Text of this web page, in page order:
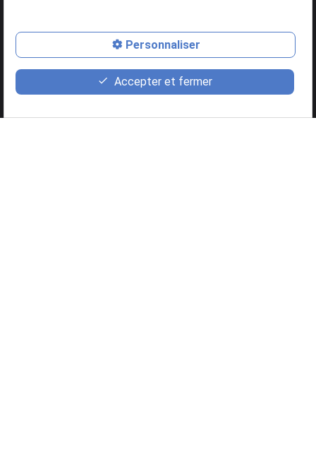
distribution : tout sera passé au crible de façon à garantir
votre sécurité.
Nos
sont de plus en plus équipés de
Personnaliser
Accepter et fermer